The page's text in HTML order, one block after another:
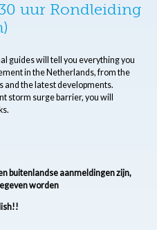
uur Rondleiding
guides will tell you everything you
in the Netherlands, from the
and the latest developments.
storm surge barrier, you will
buitenlandse aanmeldingen zijn,
worden